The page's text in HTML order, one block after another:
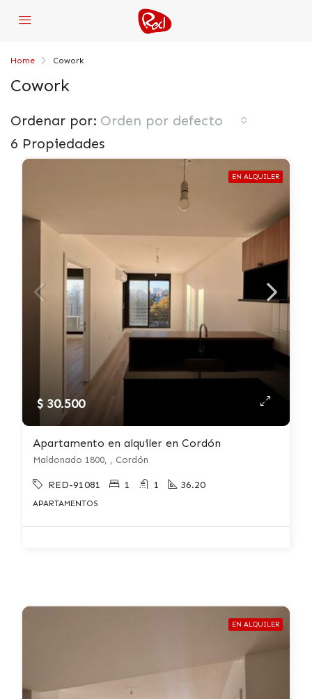
Home Cowork
Cowork
6 Propiedades
Ordenar por: Orden por defecto
EN ALQUILER
$ 30.500
Apartamento en alquiler en Cordón
Maldonado 1800, , Cordón
RED-91081 1 1 36.20
APARTAMENTOS
EN ALQUILER